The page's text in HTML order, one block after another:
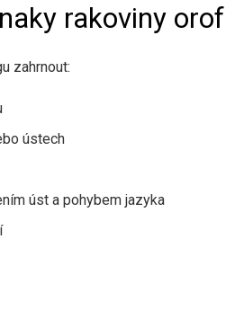
rakoviny
zahrnout:
ústech
úst a pohybem jazyka